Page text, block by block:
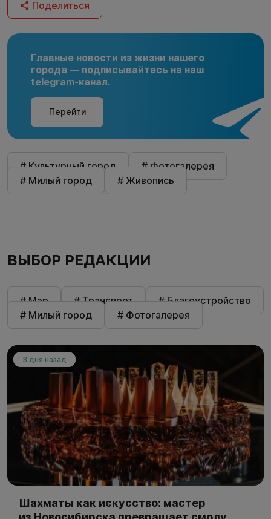
Поделиться
Главные новости из жизни нашего
города — подписывайтесь на наш
telegram-канал.
Перейти
# Культурный город
# Фотогалерея
# Милый город
# Живопись
ВЫБОР РЕДАКЦИИ
# Мэр # Транспорт
# Благоустройство
# Милый город
# Фотогалерея
3 дня назад
Шахматы как искусство: мастер